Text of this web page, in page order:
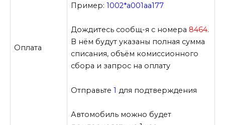
Оплата
Пример:1002*а001аа177
Дождитесь сообщ-я с номера 8464.
В нём будут указаны полная сумма
списания, объём комиссионного
сбора и запрос на оплату
Отправьте1 для подтверждения
Автомобиль можно будет